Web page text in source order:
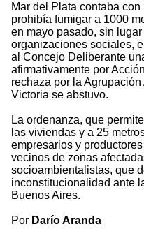
Mar del Plata contaba
prohibía fumigar a 1000
en mayo pasado, sin
organizaciones sociales,
al Concejo Deliberante
afirmativamente por
rechaza por la
Victoria se abstuvo.
La ordenanza, que
las viviendas y a 25
empresarios y
vecinos de zonas
socioambientalistas, que
inconstitucionalidad ante
Buenos Aires.
Por Darío Aranda